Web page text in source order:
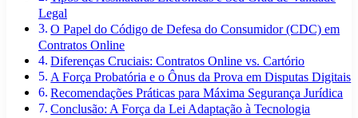
Legal
O Papel do Código de Defesa do Consumidor (CDC) em
Contratos Online
Diferenças Cruciais: Contratos Online vs. Cartório
A Força Probatória e o Ônus da Prova em Disputas Digitais
Recomendações Práticas para Máxima Segurança Jurídica
Conclusão: A Força da Lei Adaptação à Tecnologia